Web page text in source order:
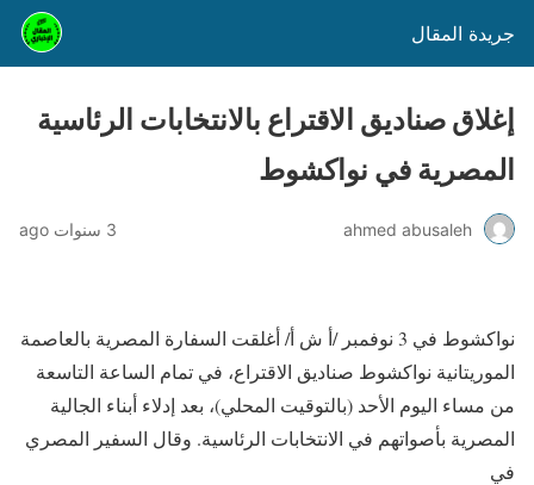
جريدة المقال
إغلاق صناديق الاقتراع بالانتخابات الرئاسية
المصرية في نواكشوط
ahmed abusaleh 3 سنوات ago
نواكشوط في 3 نوفمبر /أ ش أ/ أغلقت السفارة المصرية بالعاصمة
الموريتانية نواكشوط صناديق الاقتراع، في تمام الساعة التاسعة
من مساء اليوم الأحد (بالتوقيت المحلي)، بعد إدلاء أبناء الجالية
المصرية بأصواتهم في الانتخابات الرئاسية. وقال السفير المصري
في